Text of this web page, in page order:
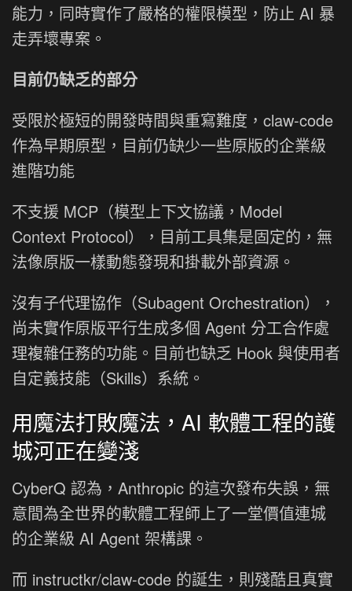
能力，同時實作了嚴格的權限模型，防止 AI 暴
走弄壞專案。
目前仍缺乏的部分
受限於極短的開發時間與重寫難度，claw-code
作為早期原型，目前仍缺少一些原版的企業級
進階功能
不支援 MCP（模型上下文協議，Model
Context Protocol），目前工具集是固定的，無
法像原版一樣動態發現和掛載外部資源。
沒有子代理協作（Subagent Orchestration），
尚未實作原版平行生成多個 Agent 分工合作處
理複雜任務的功能。目前也缺乏 Hook 與使用者
自定義技能（Skills）系統。
用魔法打敗魔法，AI 軟體工程的護
城河正在變淺
CyberQ 認為，Anthropic 的這次發布失誤，無
意間為全世界的軟體工程師上了一堂價值連城
的企業級 AI Agent 架構課。
而 instructkr/claw-code 的誕生，則殘酷且真實